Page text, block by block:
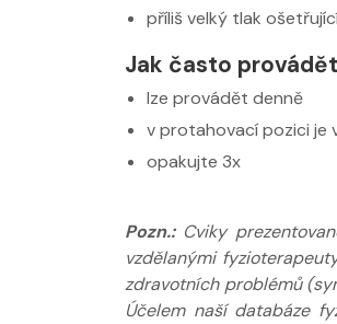
příliš velký tlak
Jak často provádět
lze provádět denně
v protahovací pozici
opakujte 3x
Pozn.: Cviky
vzdělanými
zdravotních problémů
Účelem naší databáze
Nabídka léčby ve
FYZIOklinice
Nabídka masáží